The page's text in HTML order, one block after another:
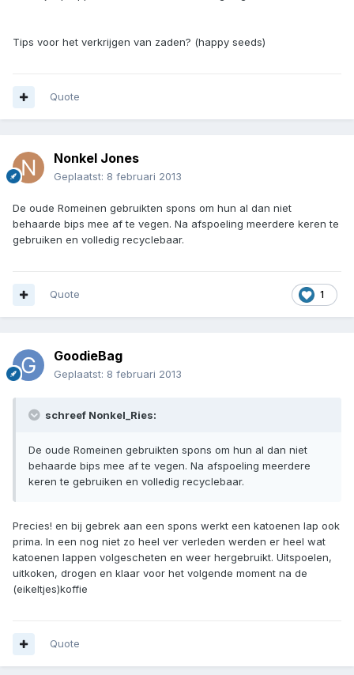
Tips voor het verkrijgen van zaden? (happy seeds)
Quote
Nonkel Jones
Geplaatst: 8 februari 2013
De oude Romeinen gebruikten spons om hun al dan niet
behaarde bips mee af te vegen. Na afspoeling meerdere keren te
gebruiken en volledig recyclebaar.
1
Quote
GoodieBag
Geplaatst: 8 februari 2013
schreef Nonkel_Ries:
De oude Romeinen gebruikten spons om hun al dan niet
behaarde bips mee af te vegen. Na afspoeling meerdere
keren te gebruiken en volledig recyclebaar.
Precies! en bij gebrek aan een spons werkt een katoenen lap ook
prima. In een nog niet zo heel ver verleden werden er heel wat
katoenen lappen volgescheten en weer hergebruikt. Uitspoelen,
uitkoken, drogen en klaar voor het volgende moment na de
(eikeltjes)koffie
Quote